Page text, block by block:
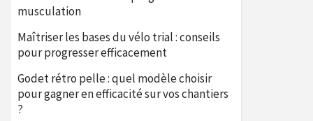
musculation
Maîtriser les bases du vélo trial : conseils
pour progresser efficacement
Godet rétro pelle : quel modèle choisir
pour gagner en efficacité sur vos chantiers
?